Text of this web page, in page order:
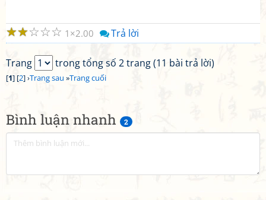
Bình luận nhanh 2
☆
☆
☆
☆
☆ 1 2.00 Trả lời
Trang trong tổng số 2 trang (11 bài trả lời)
[1] [2] ›Trang sau »Trang cuối